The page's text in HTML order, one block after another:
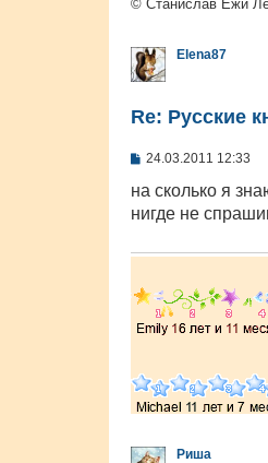
© Стани́слав Е́жи
Elena87
Re: Русские
С
о
щ
н
24.03.2011 12:33
на сколько я
нигде не
Риша